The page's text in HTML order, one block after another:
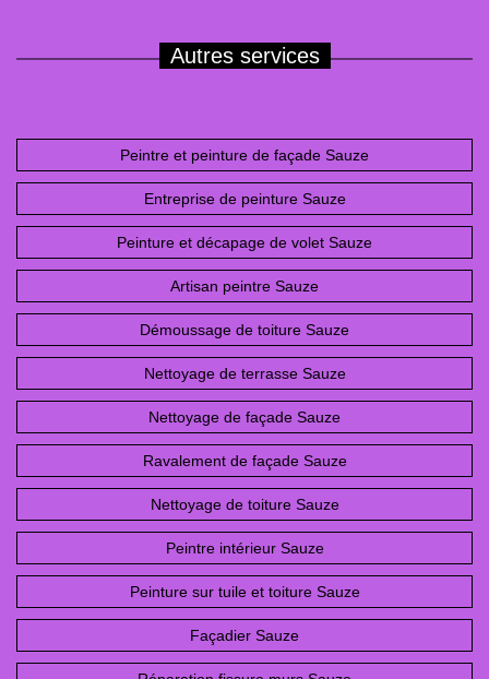
Autres services
Peintre et peinture de façade Sauze
Entreprise de peinture Sauze
Peinture et décapage de volet Sauze
Artisan peintre Sauze
Démoussage de toiture Sauze
Nettoyage de terrasse Sauze
Nettoyage de façade Sauze
Ravalement de façade Sauze
Nettoyage de toiture Sauze
Peintre intérieur Sauze
Peinture sur tuile et toiture Sauze
Façadier Sauze